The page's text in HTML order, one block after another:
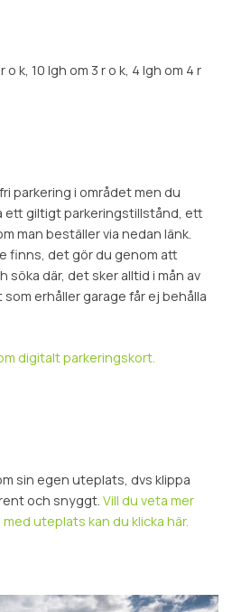
o k, 10 lgh om 3 r o k, 4 lgh om 4 r
parkering i området men du
ett giltigt parkeringstillstånd, ett
man beställer via nedan länk.
finns, det gör du genom att
söka där, det sker alltid i mån av
erhåller garage får ej behålla
digitalt parkeringskort.
sin egen uteplats, dvs klippa
och snyggt. Vill du veta mer
uteplats kan du klicka här.